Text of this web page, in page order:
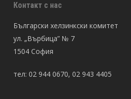
Контакт с нас
Български хелзинкски комитет
ул. „Върбица” № 7
1504 София
тел: 02 944 0670, 02 943 4405